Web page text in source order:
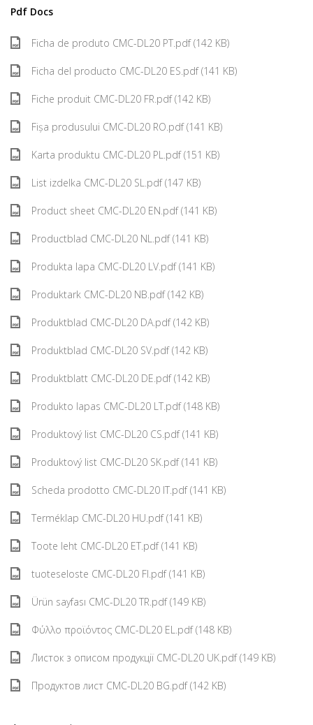
Pdf Docs
Ficha de produto CMC-DL20 PT.pdf (142 KB)
Ficha del producto CMC-DL20 ES.pdf (141 KB)
Fiche produit CMC-DL20 FR.pdf (142 KB)
Fișa produsului CMC-DL20 RO.pdf (141 KB)
Karta produktu CMC-DL20 PL.pdf (151 KB)
List izdelka CMC-DL20 SL.pdf (147 KB)
Product sheet CMC-DL20 EN.pdf (141 KB)
Productblad CMC-DL20 NL.pdf (141 KB)
Produkta lapa CMC-DL20 LV.pdf (141 KB)
Produktark CMC-DL20 NB.pdf (142 KB)
Produktblad CMC-DL20 DA.pdf (142 KB)
Produktblad CMC-DL20 SV.pdf (142 KB)
Produktblatt CMC-DL20 DE.pdf (142 KB)
Produkto lapas CMC-DL20 LT.pdf (148 KB)
Produktový list CMC-DL20 CS.pdf (141 KB)
Produktový list CMC-DL20 SK.pdf (141 KB)
Scheda prodotto CMC-DL20 IT.pdf (141 KB)
Terméklap CMC-DL20 HU.pdf (141 KB)
Toote leht CMC-DL20 ET.pdf (141 KB)
tuoteseloste CMC-DL20 FI.pdf (141 KB)
Ürün sayfası CMC-DL20 TR.pdf (149 KB)
Φύλλο προϊόντος CMC-DL20 EL.pdf (148 KB)
Листок з описом продукції CMC-DL20 UK.pdf (149 KB)
Продуктов лист CMC-DL20 BG.pdf (142 KB)